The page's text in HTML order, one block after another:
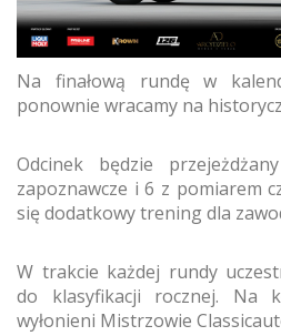
Na finałową rundę w
ponownie wracamy na
Odcinek będzie
zapoznawcze i 6 z pomiarem
się dodatkowy trening dla
W trakcie każdej rundy
do klasyfikacji rocznej. Na
wyłonieni Mistrzowie